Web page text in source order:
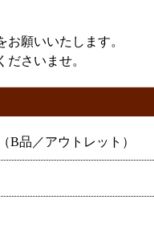
願いいたします。
さいませ。
B品／アウトレット）